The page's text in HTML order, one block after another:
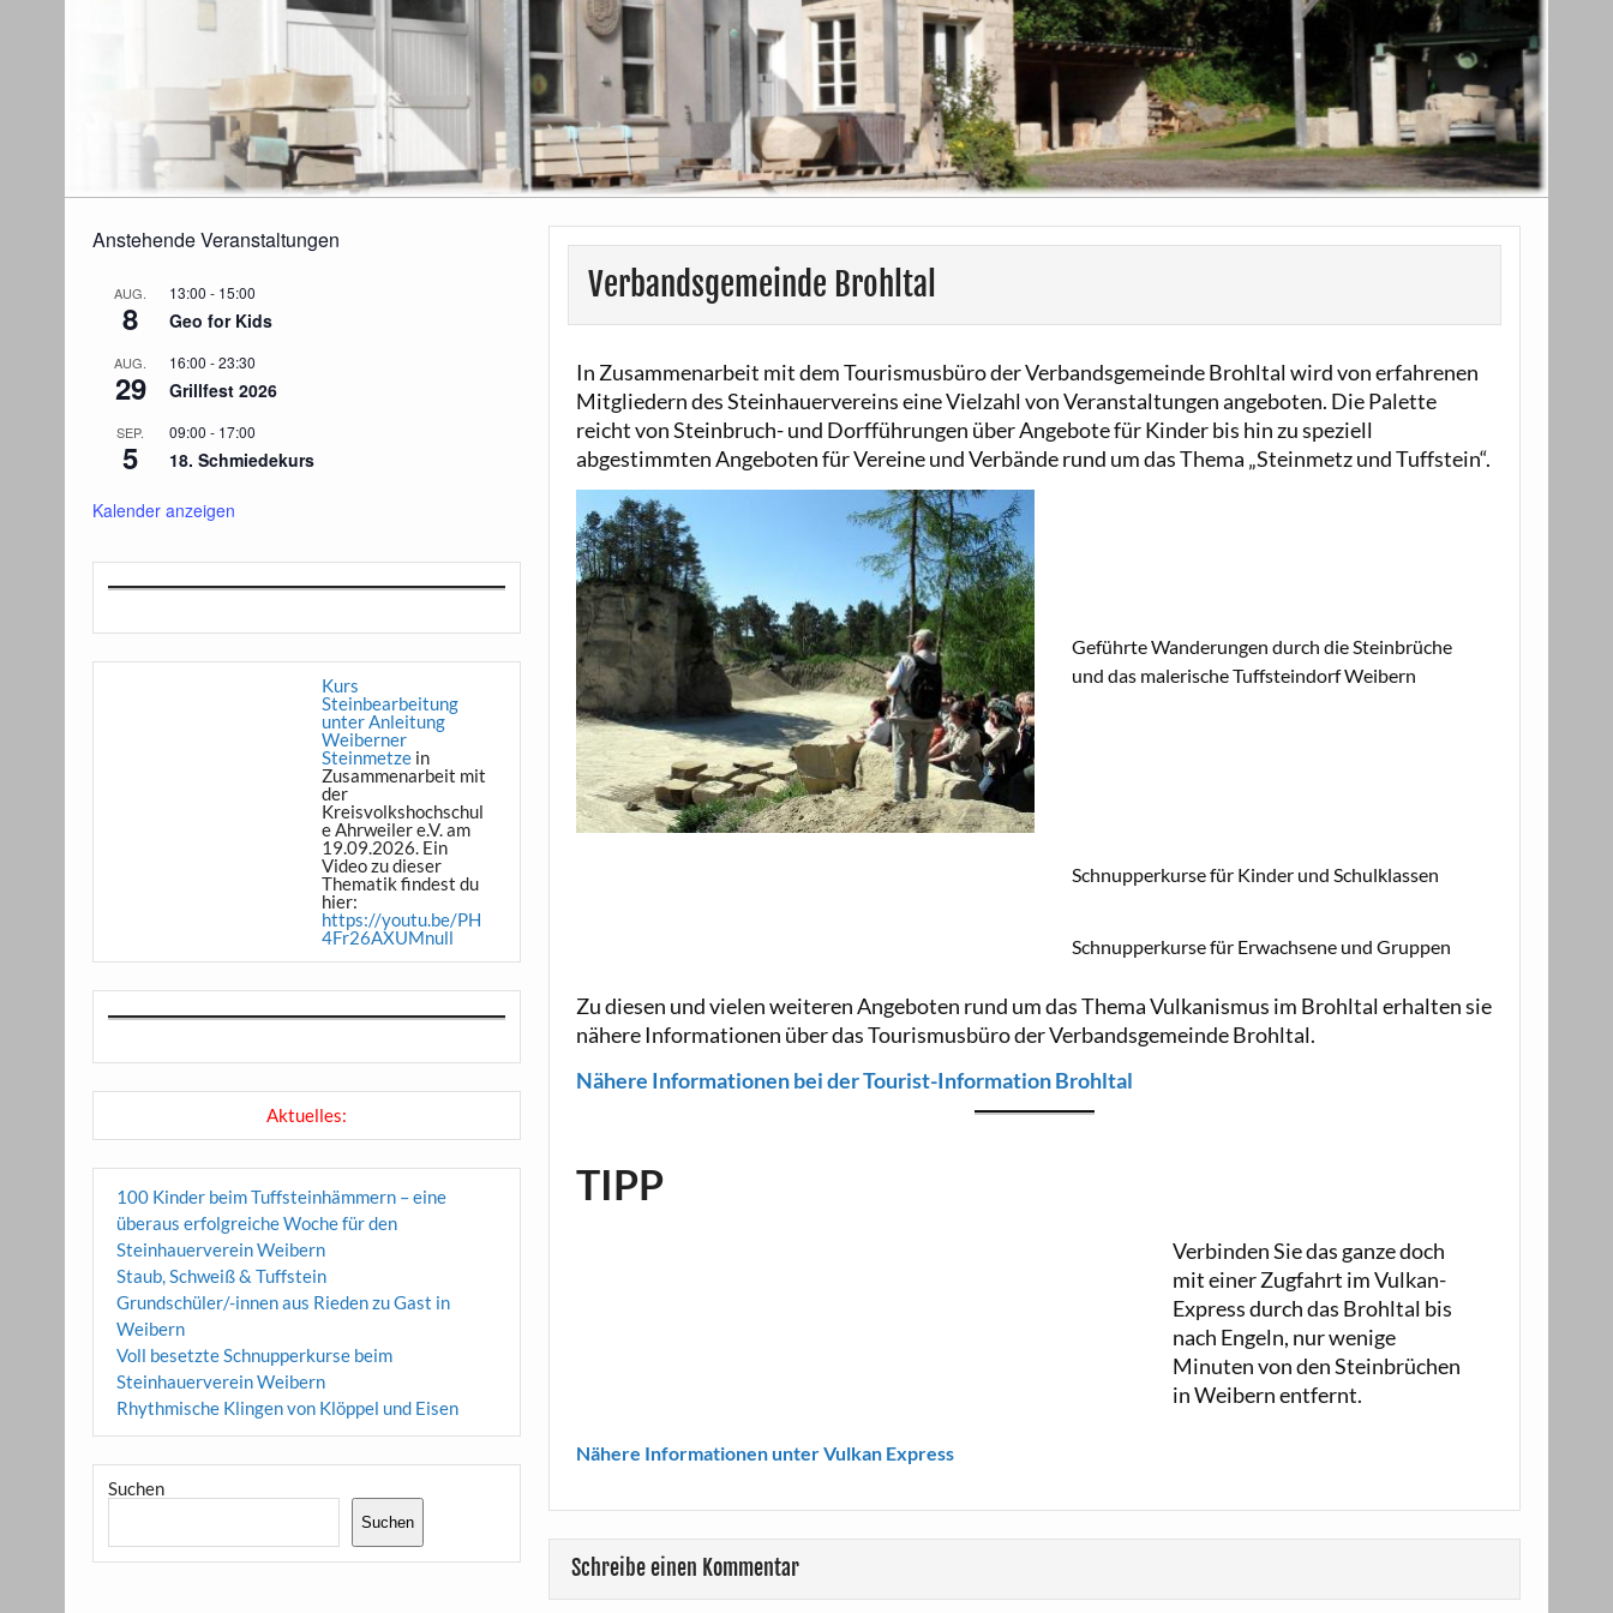
Verbandsgemeinde Brohltal
In Zusammenarbeit mit dem Tourismusbüro der Verbandsgemeinde Brohltal wird von erfahrenen
Mitgliedern des Steinhauervereins eine Vielzahl von Veranstaltungen angeboten. Die Palette
reicht von Steinbruch- und Dorfführungen über Angebote für Kinder bis hin zu speziell
abgestimmten Angeboten für Vereine und Verbände rund um das Thema „Steinmetz und Tuffstein“.
Geführte Wanderungen durch die Steinbrüche
und das malerische Tuffsteindorf Weibern
Schnupperkurse für Kinder und Schulklassen
Schnupperkurse für Erwachsene und Gruppen
Zu diesen und vielen weiteren Angeboten rund um das Thema Vulkanismus im Brohltal erhalten sie
nähere Informationen über das Tourismusbüro der Verbandsgemeinde Brohltal.
Nähere Informationen bei der Tourist-Information Brohltal
TIPP
Verbinden Sie das ganze doch
mit einer Zugfahrt im Vulkan-
Express durch das Brohltal bis
nach Engeln, nur wenige
Minuten von den Steinbrüchen
in Weibern entfernt.
Nähere Informationen unter Vulkan Express
Schreibe einen Kommentar
Anstehende Veranstaltungen
AUG.
8
13:00 - 15:00
Geo for Kids
AUG.
29
16:00 -23:30
Grillfest 2026
SEP.
5
09:00 - 17:00
18. Schmiedekurs
Kalender anzeigen
Kurs
Steinbearbeitung
unter Anleitung
Weiberner
Steinmetze in
Zusammenarbeit mit
der
Kreisvolkshochschul
e Ahrweiler e.V. am
19.09.2026. Ein
Video zu dieser
Thematik findest du
hier:
https://youtu.be/PH
4Fr26AXUMnull
Aktuelles:
100 Kinder beim Tuffsteinhämmern – eine
überaus erfolgreiche Woche für den
Steinhauerverein Weibern
Staub, Schweiß & Tuffstein
Grundschüler/-innen aus Rieden zu Gast in
Weibern
Voll besetzte Schnupperkurse beim
Steinhauerverein Weibern
Rhythmische Klingen von Klöppel und Eisen
Suchen
Suchen